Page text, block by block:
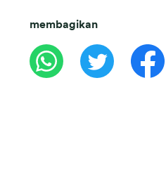
membagikan